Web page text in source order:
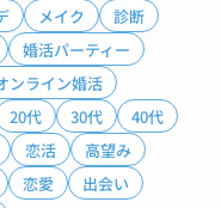
メイク
診断
婚活パーティー
ンライン婚活
20代 30代
40代
恋活
高望み
恋愛
出会い